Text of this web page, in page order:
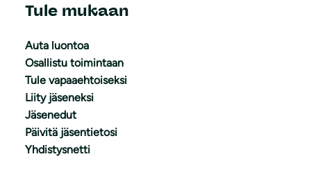
Tule mukaan
Auta luontoa
Osallistu toimintaan
Tule vapaaehtoiseksi
Liity jäseneksi
Jäsenedut
Päivitä jäsentietosi
Yhdistysnetti